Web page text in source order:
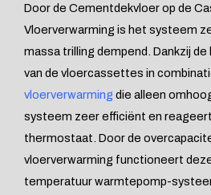
Door de Cementdekvloer op de
Vloerverwarming is het systeem
massa trilling dempend. Dankzij
van de vloercassettes in
vloerverwarming die alleen
systeem zeer efficiënt en
thermostaat. Door de
vloerverwarming functioneert
temperatuur warmtepomp-